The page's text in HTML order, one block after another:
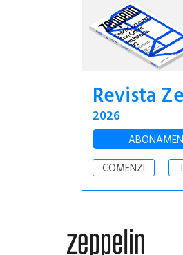
Revista
2026
COMENZI